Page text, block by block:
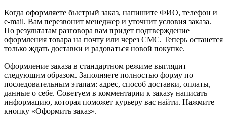
Когда оформляете быстрый заказ, напишите ФИО, телефон и
e-mail. Вам перезвонит менеджер и уточнит условия заказа.
По результатам разговора вам придет подтверждение
оформления товара на почту или через СМС. Теперь останется
только ждать доставки и радоваться новой покупке.
Оформление заказа в стандартном режиме выглядит
следующим образом. Заполняете полностью форму по
последовательным этапам: адрес, способ доставки, оплаты,
данные о себе. Советуем в комментарии к заказу написать
информацию, которая поможет курьеру вас найти. Нажмите
кнопку «Оформить заказ».